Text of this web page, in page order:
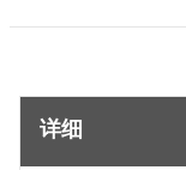
详细